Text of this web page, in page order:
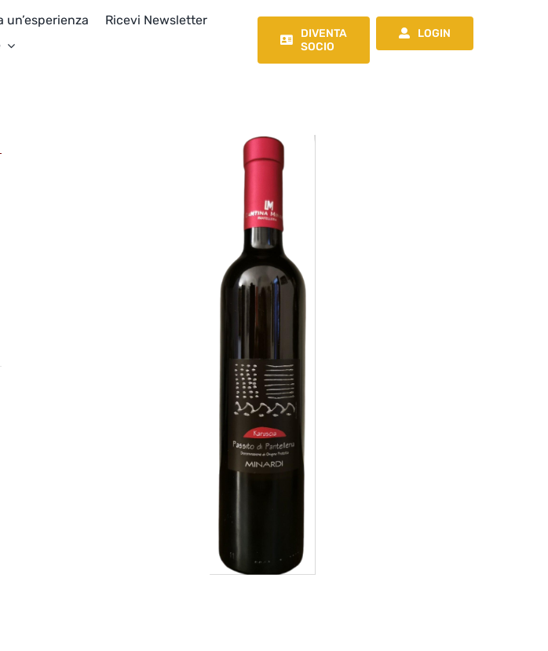
un’esperienza
Ricevi Newsletter
DIVENTA
SOCIO
LOGIN